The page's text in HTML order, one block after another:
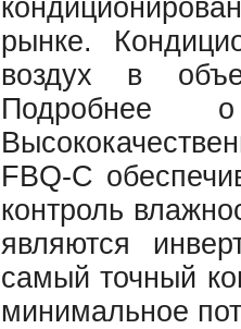
рынке.
воздух в
Подробнее
FBQ-C
контроль
являются
самый точный
минимальное